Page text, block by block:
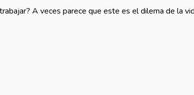
A veces parece que este es el dilema de la